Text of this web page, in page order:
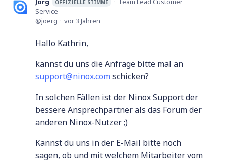
OFFIZIELLE STIMME
Service
joerg
vor 3 Jahren
Hallo Kathrin,
kannst du uns die Anfrage bitte mal an
support@ninox.com schicken?
In solchen Fällen ist der Ninox Support der
bessere Ansprechpartner als das Forum der
anderen Ninox-Nutzer ;)
Kannst du uns in der E-Mail bitte noch
sagen, ob und mit welchem Mitarbeiter vom